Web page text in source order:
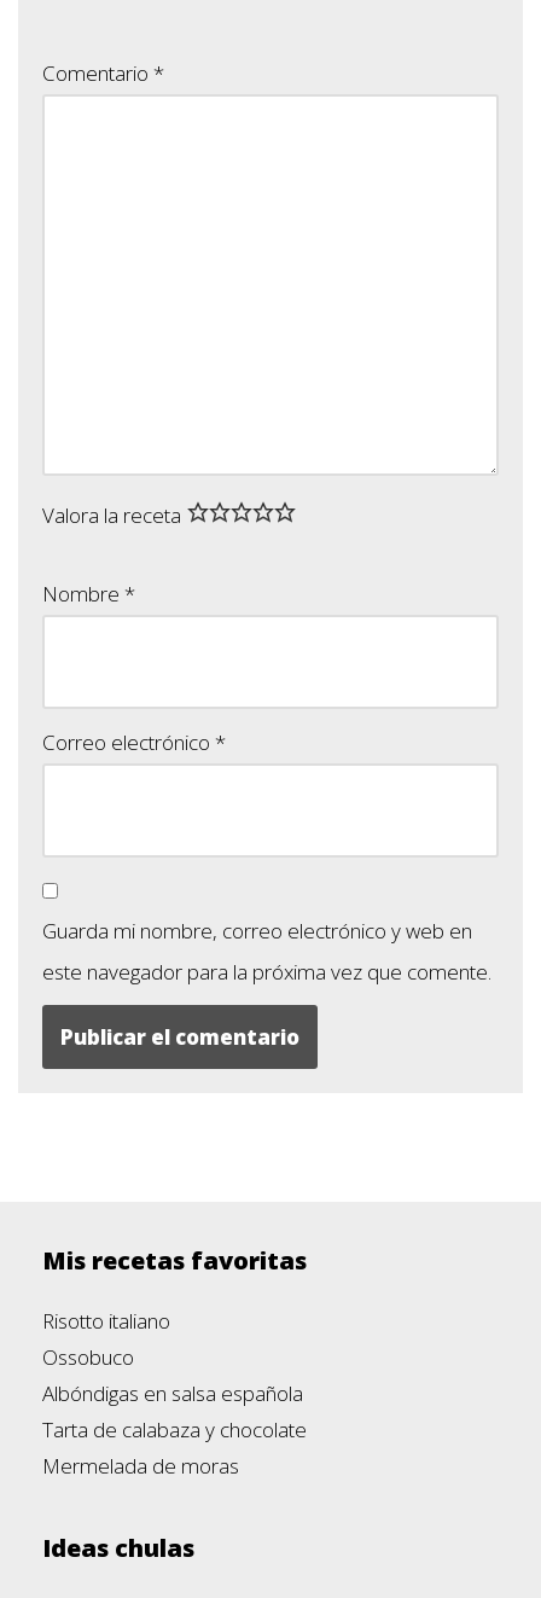
Comentario *
Valora la receta
Nombre *
Correo electrónico *
Guarda mi nombre, correo electrónico y web en
este navegador para la próxima vez que comente.
Mis recetas favoritas
Risotto italiano
Ossobuco
Albóndigas en salsa española
Tarta de calabaza y chocolate
Mermelada de moras
Ideas chulas